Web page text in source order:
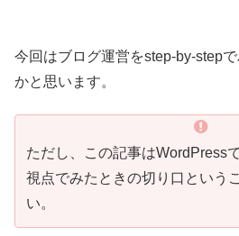
今回はブログ運営をstep-by-step
かと思います。
ただし、この記事はWordPress
視点でみたときの切り口という
い。